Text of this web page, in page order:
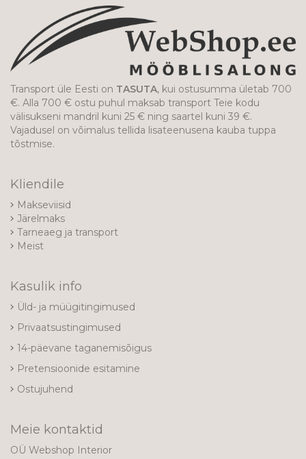
Transport üle Eesti on TASUTA, kui ostusumma ületab 700
€. Alla 700 € ostu puhul maksab transport Teie kodu
välisukseni mandril kuni 25 € ning saartel kuni 39 €.
Vajadusel on võimalus tellida lisateenusena kauba tuppa
tõstmise.
Kliendile
Makseviisid
Järelmaks
Tarneaeg ja transport
Meist
Kasulik info
Üld- ja müügitingimused
Privaatsustingimused
14-päevane taganemisõigus
Pretensioonide esitamine
Ostujuhend
Meie kontaktid
OÜ Webshop Interior